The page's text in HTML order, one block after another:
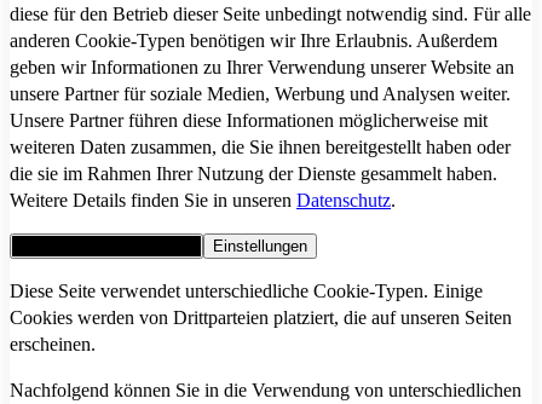
diese für den Betrieb dieser Seite unbedingt notwendig sind. Für alle
anderen Cookie-Typen benötigen wir Ihre Erlaubnis. Außerdem
geben wir Informationen zu Ihrer Verwendung unserer Website an
unsere Partner für soziale Medien, Werbung und Analysen weiter.
Unsere Partner führen diese Informationen möglicherweise mit
weiteren Daten zusammen, die Sie ihnen bereitgestellt haben oder
die sie im Rahmen Ihrer Nutzung der Dienste gesammelt haben.
Weitere Details finden Sie in unseren Datenschutz.
Einstellungen
Diese Seite verwendet unterschiedliche Cookie-Typen. Einige
Cookies werden von Drittparteien platziert, die auf unseren Seiten
erscheinen.
Nachfolgend können Sie in die Verwendung von unterschiedlichen